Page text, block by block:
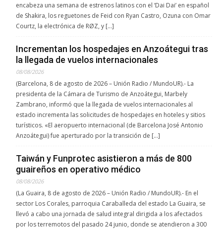
encabeza una semana de estrenos latinos con el ‘Dai Dai’ en español
de Shakira, los reguetones de Feid con Ryan Castro, Ozuna con Omar
Courtz, la electrónica de RØZ, y […]
Incrementan los hospedajes en Anzoátegui tras
la llegada de vuelos internacionales
08/08/2026
(Barcelona, 8 de agosto de 2026 – Unión Radio / MundoUR).- La
presidenta de la Cámara de Turismo de Anzoátegui, Marbely
Zambrano, informó que la llegada de vuelos internacionales al
estado incrementa las solicitudes de hospedajes en hoteles y sitios
turísticos. «El aeropuerto internacional (de Barcelona José Antonio
Anzoátegui) fue aperturado por la transición de […]
Taiwán y Funprotec asistieron a más de 800
guaireños en operativo médico
08/08/2026
(La Guaira, 8 de agosto de 2026 – Unión Radio / MundoUR).- En el
sector Los Corales, parroquia Caraballeda del estado La Guaira, se
llevó a cabo una jornada de salud integral dirigida a los afectados
por los terremotos del pasado 24 junio, donde se atendieron a 300